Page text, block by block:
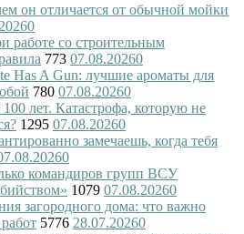
он отличается от обычной мойки
0
работе со строительным
773 07.08.20260
Has A Gun: лучшие ароматы для
780 07.08.20260
лет. Катастрофа, которую не
1295 07.08.20260
замечаешь, когда тебя
0
командиров групп ВСУ
1079 07.08.20260
загородного дома: что важно
5776 28.07.20260